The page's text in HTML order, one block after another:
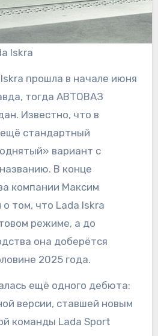
Iskra
прошла в начале июня
тогда АВТОВАЗ
Известно, что в
стандартный
вариант с
В конце
компании Максим
о том, что Lada Iskra
режиме, а до
она доберётся
2025 года.
ещё одного дебюта:
версии, ставшей новым
команды Lada Sport